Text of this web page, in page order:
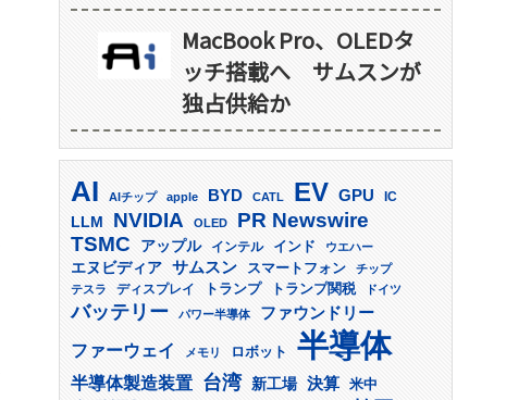
MacBook Pro、OLEDタ
ッチ搭載へ サムスンが
独占供給か
AI AIチップ apple BYD CATL EV GPU IC
LLM NVIDIA OLED PR Newswire
TSMC アップル インテル インド ウエハー
エヌビディア サムスン スマートフォン
チップ
テスラ
ディスプレイ トランプ トランプ関税 ドイツ
バッテリー パワー半導体 ファウンドリー
ファーウェイ メモリ ロボット 半導体
半導体製造装置 台湾 新工場 決算 米中